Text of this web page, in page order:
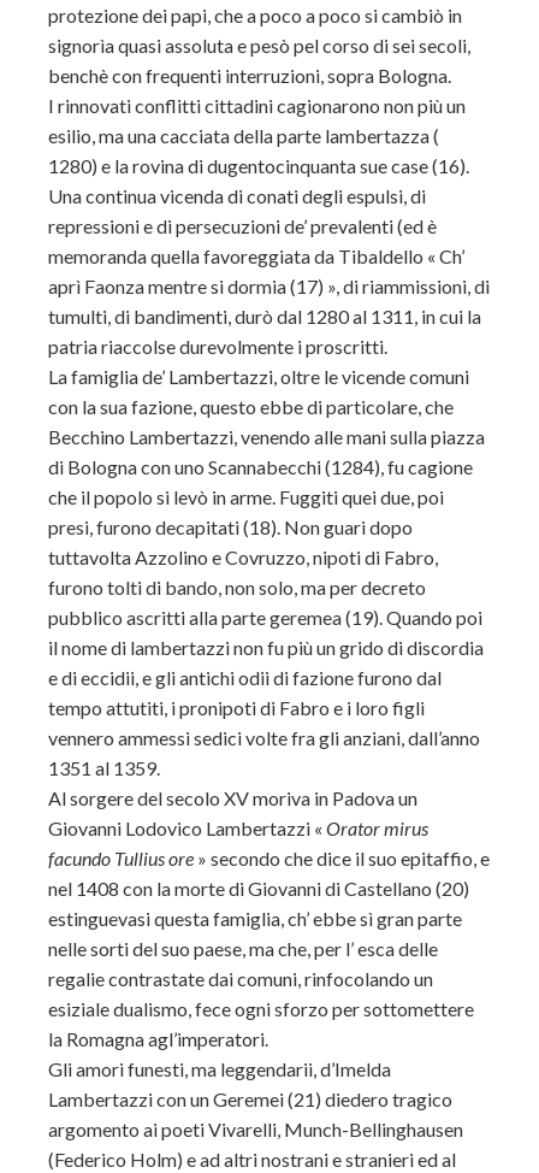
protezione dei papi, che a poco a poco si cambiò in
signorìa quasi assoluta e pesò pel corso di sei secoli,
benchè con frequenti interruzioni, sopra Bologna.
I rinnovati conflitti cittadini cagionarono non più un
esilio, ma una cacciata della parte lambertazza (
1280) e la rovina di dugentocinquanta sue case (16).
Una continua vicenda di conati degli espulsi, di
repressioni e di persecuzioni de’ prevalenti (ed è
memoranda quella favoreggiata da Tibaldello « Ch’
aprì Faonza mentre si dormia (17) », di riammissioni, di
tumulti, di bandimenti, durò dal 1280 al 1311, in cui la
patria riaccolse durevolmente i proscritti.
La famiglia de’ Lambertazzi, oltre le vicende comuni
con la sua fazione, questo ebbe di particolare, che
Becchino Lambertazzi, venendo alle mani sulla piazza
di Bologna con uno Scannabecchi (1284), fu cagione
che il popolo si levò in arme. Fuggiti quei due, poi
presi, furono decapitati (18). Non guari dopo
tuttavolta Azzolino e Covruzzo, nipoti di Fabro,
furono tolti di bando, non solo, ma per decreto
pubblico ascritti alla parte geremea (19). Quando poi
il nome di lambertazzi non fu più un grido di discordia
e di eccidii, e gli antichi odii di fazione furono dal
tempo attutiti, i pronipoti di Fabro e i loro figli
vennero ammessi sedici volte fra gli anziani, dall’anno
1351 al 1359.
Al sorgere del secolo XV moriva in Padova un
Giovanni Lodovico Lambertazzi « Orator mirus
facundo Tullius ore » secondo che dice il suo epitaffio, e
nel 1408 con la morte di Giovanni di Castellano (20)
estinguevasi questa famiglia, ch’ ebbe sì gran parte
nelle sorti del suo paese, ma che, per l’ esca delle
regalie contrastate dai comuni, rinfocolando un
esiziale dualismo, fece ogni sforzo per sottomettere
la Romagna agl’imperatori.
Gli amori funesti, ma leggendarii, d’Imelda
Lambertazzi con un Geremei (21) diedero tragico
argomento ai poeti Vivarelli, Munch-Bellinghausen
(Federico Holm) e ad altri nostrani e stranieri ed al